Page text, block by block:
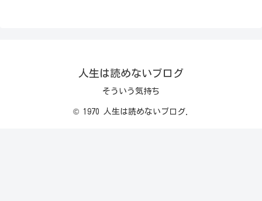
人生は読めないブログ
そういう気持ち
© 1970 人生は読めないブログ.